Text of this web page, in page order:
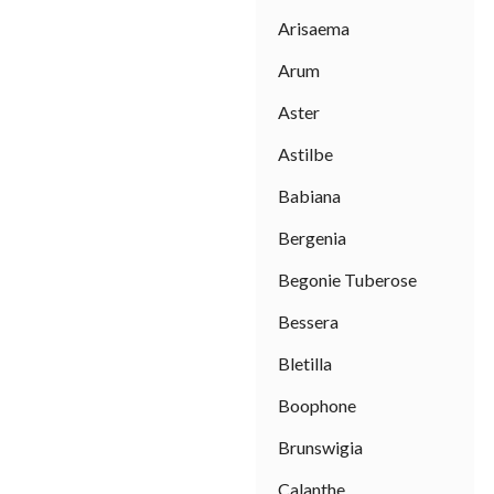
Arisaema
Arum
Aster
Astilbe
Babiana
Bergenia
Begonie Tuberose
Bessera
Bletilla
Boophone
Brunswigia
Calanthe